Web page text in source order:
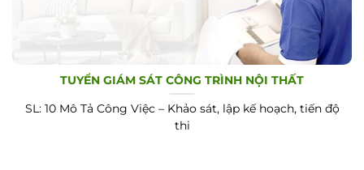
TUYỂN GIÁM SÁT CÔNG TRÌNH NỘI THẤT
SL: 10 Mô Tả Công Việc – Khảo sát, lập kế hoạch, tiến độ
thi